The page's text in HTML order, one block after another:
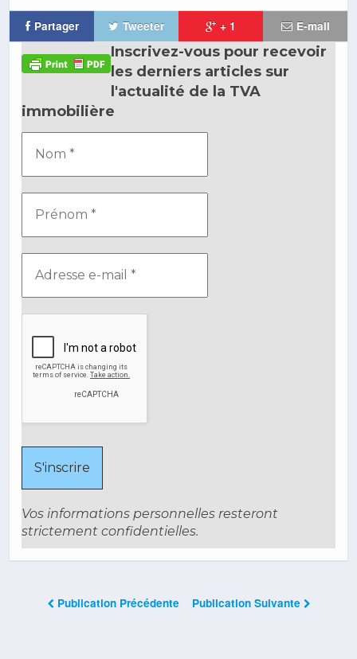
Partager Tweeter + 1 E-mail
Inscrivez-vous pour recevoir
les derniers articles sur
l'actualité de la TVA
immobilière
Vos informations personnelles resteront
strictement confidentielles.
Publication Précédente Publication Suivante